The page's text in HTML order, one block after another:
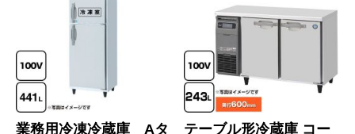
業務用冷凍冷蔵庫 Aタ
テーブル形冷蔵庫 コー